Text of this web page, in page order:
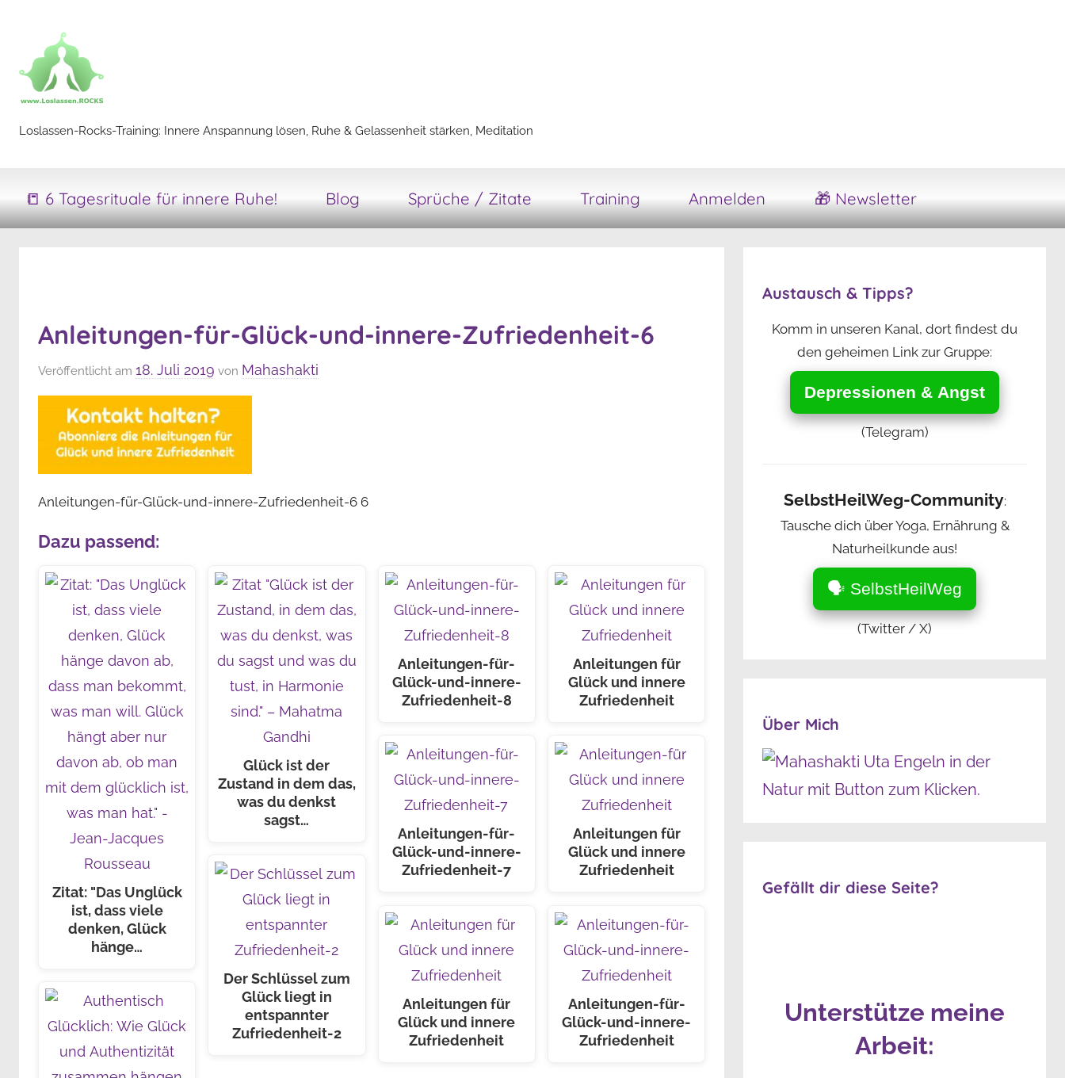
springen
Loslassen-
Rocks-
Loslassen-Rocks-Training: Innere Anspannung lösen, Ruhe & Gelassenheit stärken, Meditation
📒 6 Tagesrituale für innere Ruhe! Blog Sprüche / Zitate Training Anmelden 🎁 Newsletter
Anleitungen-für-Glück-und-innere-Zufriedenheit-6
Veröffentlicht am 18. Juli 2019 von Mahashakti
Anleitungen-für-Glück-und-innere-Zufriedenheit-6 6
Dazu passend:
Zitat: "Das Unglück
ist, dass viele
denken, Glück
hänge…
Glück ist der
Zustand in dem das,
was du denkst
sagst…
Der Schlüssel zum
Glück liegt in
entspannter
Zufriedenheit-2
Anleitungen-für-
Glück-und-innere-
Zufriedenheit-8
Anleitungen-für-
Glück-und-innere-
Zufriedenheit-7
Anleitungen für
Glück und innere
Zufriedenheit
Anleitungen für
Glück und innere
Zufriedenheit
Anleitungen für
Glück und innere
Zufriedenheit
Anleitungen-für-
Glück-und-innere-
Zufriedenheit
Austausch & Tipps?
Komm in unseren Kanal, dort findest du
den geheimen Link zur Gruppe:
Depressionen & Angst
(Telegram)
SelbstHeilWeg-Community:
Tausche dich über Yoga, Ernährung &
Naturheilkunde aus!
🗣️ SelbstHeilWeg
(Twitter / X)
Über Mich
Gefällt dir diese Seite?
Unterstütze meine
Arbeit: